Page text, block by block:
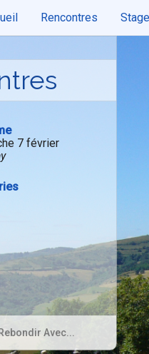
Rencontres
7 février
Avec...